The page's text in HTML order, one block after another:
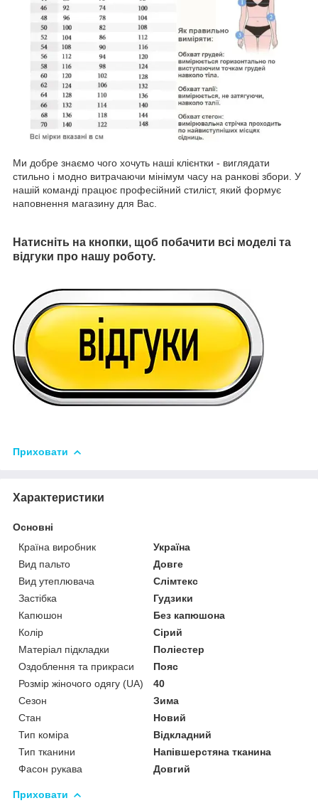
Ми добре знаємо чого хочуть наші клієнтки - виглядати
стильно і модно витрачаючи мінімум часу на ранкові збори. У
нашій команді працює професійний стиліст, який формує
наповнення магазину для Вас.
Натисніть на кнопки, щоб побачити всі моделі та
відгуки про нашу роботу.
Приховати
Характеристики
Основні
Країна виробник
Україна
Вид пальто
Довге
Вид утеплювача
Слімтекс
Застібка
Гудзики
Капюшон
Без капюшона
Колір
Сірий
Матеріал підкладки
Поліестер
Оздоблення та прикраси
Пояс
Розмір жіночого одягу (UA)
40
Сезон
Зима
Стан
Новий
Тип коміра
Відкладний
Тип тканини
Напівшерстяна тканина
Фасон рукава
Довгий
Приховати